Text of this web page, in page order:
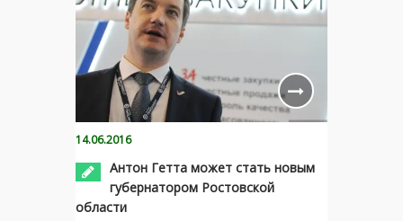
14.06.2016
Антон Гетта может стать новым
губернатором Ростовской
области